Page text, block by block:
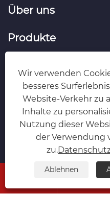
Über uns
Produkte
FOLGEN SIE UNS
Copyright © 2025
(CMallBio) Alle
Wir verwenden
besseres
Website-Verkehr zu
Inhalte zu
Nutzung dieser
der Verwendung
zu.
Ablehnen